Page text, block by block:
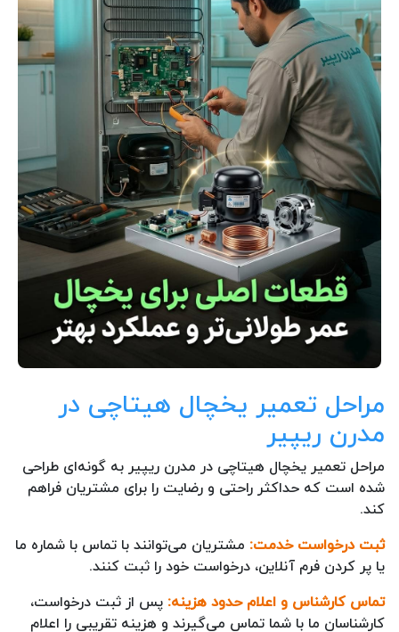
مراحل تعمیر یخچال هیتاچی در
مدرن ریپیر
مراحل تعمیر یخچال هیتاچی در مدرن ریپیر به گونه‌ای طراحی
شده است که حداکثر راحتی و رضایت را برای مشتریان فراهم
کند.
ثبت درخواست خدمت: مشتریان می‌توانند با تماس با شماره ما
یا پر کردن فرم آنلاین، درخواست خود را ثبت کنند.
تماس کارشناس و اعلام حدود هزینه: پس از ثبت درخواست،
کارشناسان ما با شما تماس می‌گیرند و هزینه تقریبی را اعلام